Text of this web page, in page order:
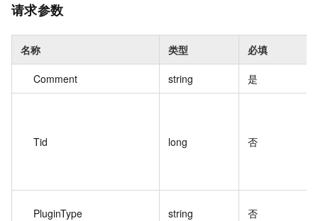
请求参数
名称 类型 必填
Comment string 是
Tid long 否
PluginType string 否